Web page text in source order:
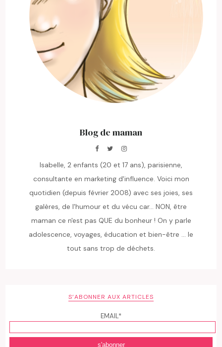
Blog de maman
Isabelle, 2 enfants (20 et 17 ans), parisienne,
consultante en marketing d'influence. Voici mon
quotidien (depuis février 2008) avec ses joies, ses
galères, de l'humour et du vécu car... NON, être
maman ce n'est pas QUE du bonheur ! On y parle
adolescence, voyages, éducation et bien-être ... le
tout sans trop de déchets.
S’ABONNER AUX ARTICLES
EMAIL*